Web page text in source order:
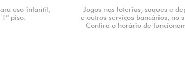
saques e depósitos
bancários, no subsolo.
Para a sua
Chique Sapataria, no
o horário de